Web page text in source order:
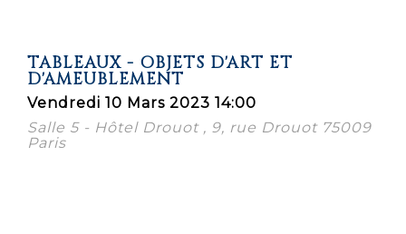
TABLEAUX - OBJETS D'ART ET
D'AMEUBLEMENT
Vendredi 10 Mars 2023 14:00
Salle 5 - Hôtel Drouot , 9, rue Drouot 75009
Paris